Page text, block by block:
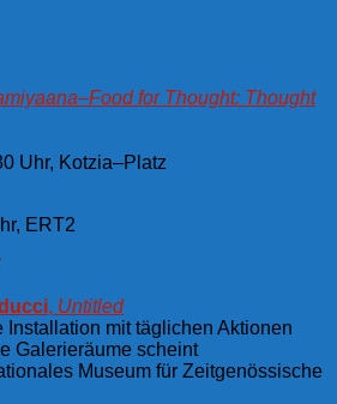
for Thought: Thought
Uhr, Kotzia–Platz
ERT2
, Untitled
Installation mit täglichen Aktionen
Galerieräume scheint
Museum für Zeitgenössische